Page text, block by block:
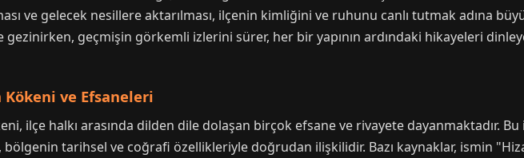
ve gelecek nesillere aktarılması, ilçenin kimliğini ve ruhunu canlı tutmak adına
gezinirken, geçmişin görkemli izlerini sürer, her bir yapının ardındaki hikayeleri
ve Efsaneleri
ilçe halkı arasında dilden dile dolaşan birçok efsane ve rivayete dayanmaktadır.
bölgenin tarihsel ve coğrafi özellikleriyle doğrudan ilişkilidir. Bazı kaynaklar, ismin